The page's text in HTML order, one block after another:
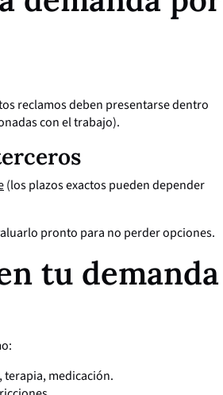
reclamos deben presentarse dentro
con el trabajo).
(los plazos exactos pueden depender
pronto para no perder opciones.
tu demanda
terapia, medicación.